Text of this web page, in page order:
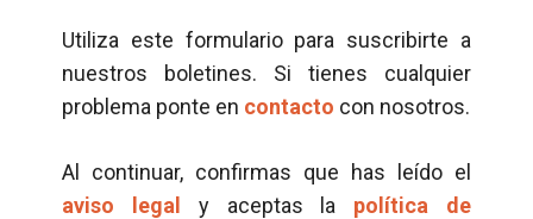
Utiliza este formulario para suscribirte a
nuestros boletines. Si tienes cualquier
problema ponte en contacto con nosotros.
Al continuar, confirmas que has leído el
aviso legal
y aceptas la política de